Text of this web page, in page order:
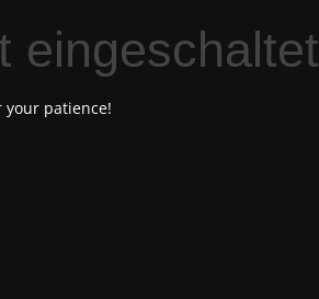
eingeschaltet
your patience!